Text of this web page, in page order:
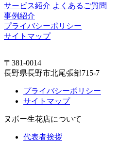
サービス紹介 よくあるご質問
事例紹介
プライバシーポリシー
サイトマップ
〒381-0014
長野県長野市北尾張部715-7
プライバシーポリシー
サイトマップ
ヌボー生花店について
代表者挨拶